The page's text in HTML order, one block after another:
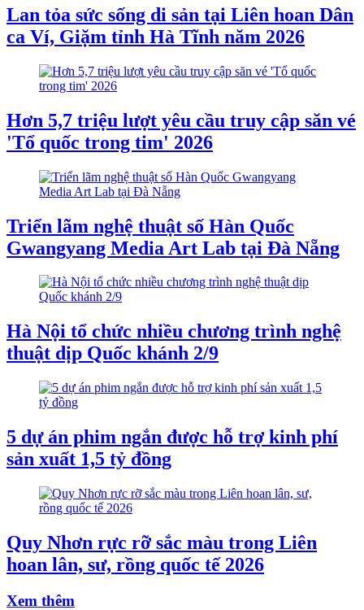
Lan tỏa sức sống di sản tại Liên hoan Dân
ca Ví, Giặm tỉnh Hà Tĩnh năm 2026
Hơn 5,7 triệu lượt yêu cầu truy cập săn vé
'Tổ quốc trong tim' 2026
Triển lãm nghệ thuật số Hàn Quốc
Gwangyang Media Art Lab tại Đà Nẵng
Hà Nội tổ chức nhiều chương trình nghệ
thuật dịp Quốc khánh 2/9
5 dự án phim ngắn được hỗ trợ kinh phí
sản xuất 1,5 tỷ đồng
Quy Nhơn rực rỡ sắc màu trong Liên
hoan lân, sư, rồng quốc tế 2026
Xem thêm